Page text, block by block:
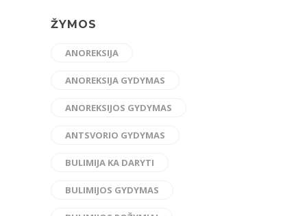
ŽYMOS
ANOREKSIJA
ANOREKSIJA GYDYMAS
ANOREKSIJOS GYDYMAS
ANTSVORIO GYDYMAS
BULIMIJA KA DARYTI
BULIMIJOS GYDYMAS